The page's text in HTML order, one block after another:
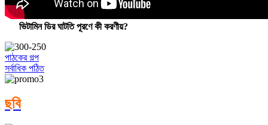
ভিটামিন ডির ঘাটতি পূরণে কী করণীয়?
পাঠকের গল্প
সর্বাধিক পঠিত
ছবি